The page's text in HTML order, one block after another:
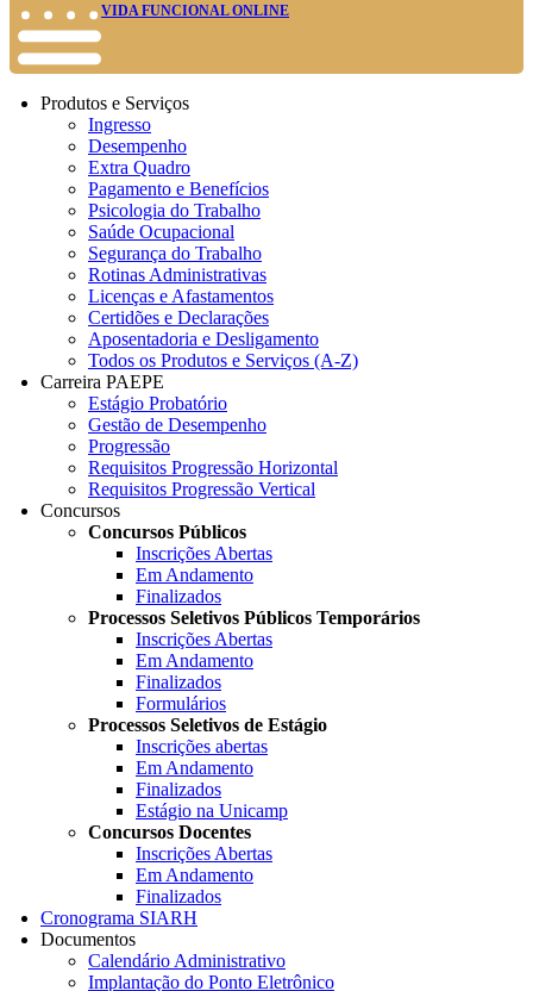
VIDA FUNCIONAL ONLINE
Produtos e Serviços
Ingresso
Desempenho
Extra Quadro
Pagamento e Benefícios
Psicologia do Trabalho
Saúde Ocupacional
Segurança do Trabalho
Rotinas Administrativas
Licenças e Afastamentos
Certidões e Declarações
Aposentadoria e Desligamento
Todos os Produtos e Serviços (A-Z)
Carreira PAEPE
Estágio Probatório
Gestão de Desempenho
Progressão
Requisitos Progressão Horizontal
Requisitos Progressão Vertical
Concursos
Concursos Públicos
Inscrições Abertas
Em Andamento
Finalizados
Processos Seletivos Públicos Temporários
Inscrições Abertas
Em Andamento
Finalizados
Formulários
Processos Seletivos de Estágio
Inscrições abertas
Em Andamento
Finalizados
Estágio na Unicamp
Concursos Docentes
Inscrições Abertas
Em Andamento
Finalizados
Cronograma SIARH
Documentos
Calendário Administrativo
Implantação do Ponto Eletrônico